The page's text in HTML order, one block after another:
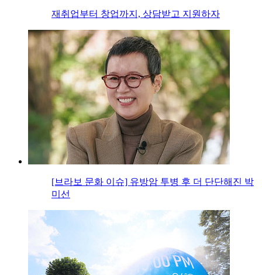
재취업부터 창업까지, 상담받고 지원하자
[브라보 문화 이슈] 유방암 투병 후 더 단단해진 박
미선